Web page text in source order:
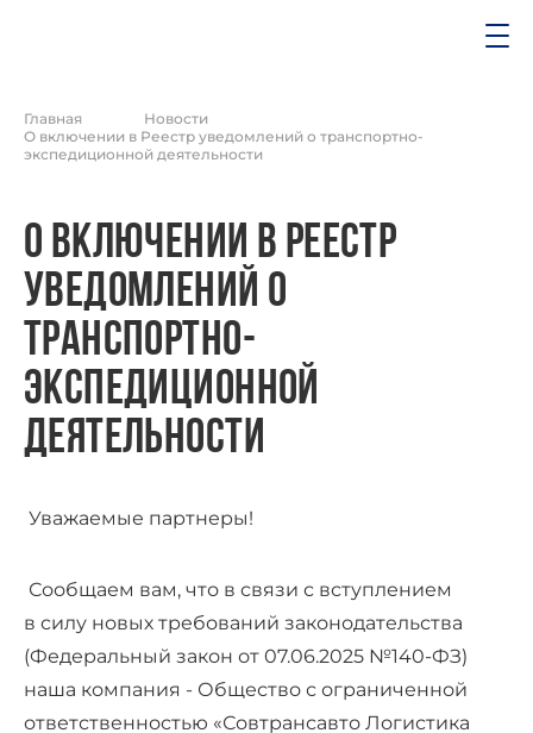
Главная
Новости
О включении в Реестр уведомлений о транспортно-
экспедиционной деятельности
О включении в Реестр
уведомлений о
транспортно-
экспедиционной
деятельности
Уважаемые партнеры!
Сообщаем вам, что в связи с вступлением
в силу новых требований законодательства
(Федеральный закон от 07.06.2025 №140-ФЗ)
наша компания - Общество с ограниченной
ответственностью «Совтрансавто Логистика